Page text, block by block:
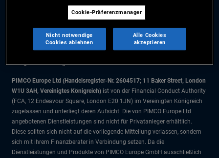
Die Informationen auf dieser Website sind ausschließlich für Schweizer
Staatsbürger bestimmt.
Alle Dokumente und Angaben im Bereich börsengehandelte Fonds dienen
ausschließlich zu Informationszwecken und dürfen nicht als
Anlageberatung verstanden werden. Anleger sollten vor einer
Anlageentscheidung finanziellen Rat einholen.
PIMCO Europe Ltd (Handelsregister-Nr. 2604517; 11 Baker Street, London
W1U 3AH, Vereinigtes Königreich) ist von der Financial Conduct Authority
(FCA, 12 Endeavour Square, London E20 1JN) im Vereinigten Königreich
zugelassen und unterliegt deren Aufsicht. Die von PIMCO Europe Ltd
angebotenen Dienstleistungen sind nicht für Privatanleger erhältlich.
Diese sollten sich nicht auf die vorliegende Mitteilung verlassen, sondern
sich mit ihrem Finanzberater in Verbindung setzen. Da die
Dienstleistungen und Produkte von PIMCO Europe GmbH ausschließlich
Cookie-Präferenzmanager
Nicht notwendige
Cookies ablehnen
Alle Cookies
akzeptieren